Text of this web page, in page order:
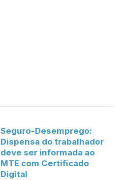
Seguro-Desemprego:
Dispensa do trabalhador
deve ser informada ao
MTE com Certificado
Digital